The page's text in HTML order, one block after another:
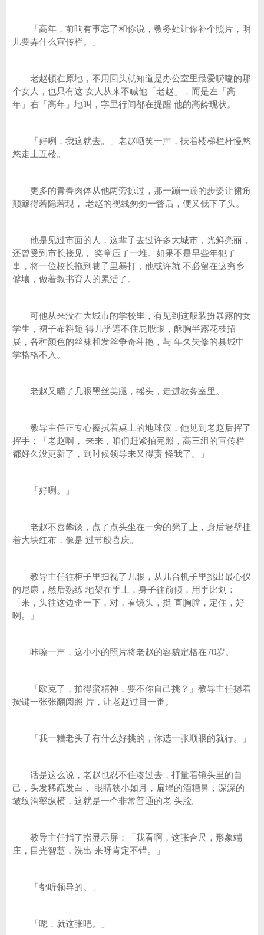
「高年，前晌有事忘了和你说，教务处让你补个照片，明
儿要弄什么宣传栏。」
老赵顿在原地，不用回头就知道是办公室里最爱唠嗑的那
个女人，也只有这 女人从来不喊他「老赵」，而是左「高
年」右「高年」地叫，字里行间都在提醒 他的高龄现状。
「好咧，我这就去。」老赵哂笑一声，扶着楼梯栏杆慢悠
悠走上五楼。
更多的青春肉体从他两旁掠过，那一蹦一蹦的步姿让裙角
颠簸得若隐若现， 老赵的视线匆匆一瞥后，便又低下了头。
他是见过市面的人，这辈子去过许多大城市，光鲜亮丽，
还曾受到市长接见， 奖章压了一堆。如果不是早些年犯了
事，将一位校长拖到巷子里暴打，他或许就 不必留在这穷乡
僻壤，做着教书育人的累活了。
可他从来没在大城市的学校里，有见到这般装扮暴露的女
学生，裙子布料短 得几乎遮不住屁股眼，酥胸半露花枝招
展，各种颜色的丝袜和发丝争奇斗艳，与 年久失修的县城中
学格格不入。
老赵又瞄了几眼黑丝美腿，摇头，走进教务室里。
教导主任正专心擦拭着桌上的地球仪，他见到老赵后挥了
挥手：「老赵啊， 来来，咱们赶紧拍完照，高三组的宣传栏
都好久没更新了，到时候领导来又得责 怪我了。」
「好咧。」
老赵不喜攀谈，点了点头坐在一旁的凳子上，身后墙壁挂
着大块红布，像是 过节般喜庆。
教导主任往柜子里扫视了几眼，从几台机子里挑出最心仪
的尼康，然后熟练 地架在手上，身子往前倾，用手比划：
「来，头往这边歪一下，对，看镜头，挺 直胸膛，定住，好
咧。」
咔嚓一声，这小小的照片将老赵的容貌定格在70岁。
「欧克了，拍得蛮精神，要不你自己挑？」教导主任摁着
按键一张张翻阅照 片，让老赵过目一番。
「我一糟老头子有什么好挑的，你选一张顺眼的就行。」
话是这么说，老赵也忍不住凑过去，打量着镜头里的自
己，头发稀疏发白， 眼睛狭小如月，扁塌的酒糟鼻，深深的
皱纹沟壑纵横，这就是一个非常普通的老 头脸。
教导主任指了指显示屏：「我看啊，这张合尺，形象端
庄，目光智慧，洗出 来呀肯定不错。」
「都听领导的。」
「嗯，就这张吧。」